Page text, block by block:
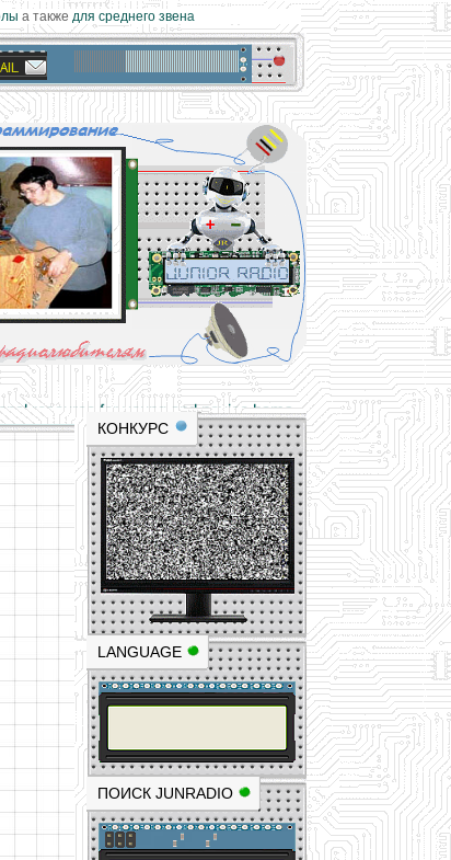
а такжедля среднего звена
resource for young and novice hams
and professional experience
КОНКУРС
LANGUAGE
ПОИСК JUNRADIO